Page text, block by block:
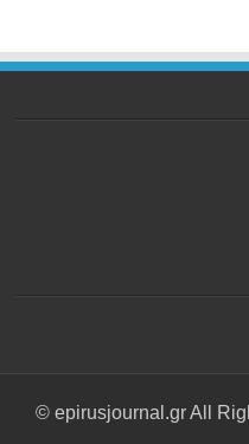
© epirusjournal.gr All